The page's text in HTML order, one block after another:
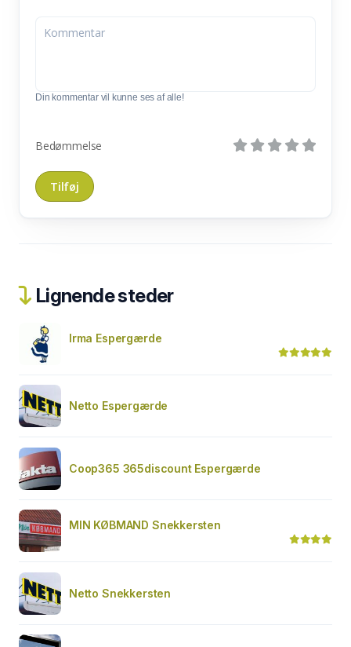
Din kommentar vil kunne ses af alle!
Bedømmelse
Lignende steder
Irma Espergærde
Netto Espergærde
Coop365 365discount Espergærde
MIN KØBMAND Snekkersten
Netto Snekkersten